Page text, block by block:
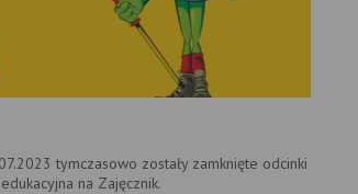
tymczasowo zostały zamknięte odcinki
na Zajęcznik.